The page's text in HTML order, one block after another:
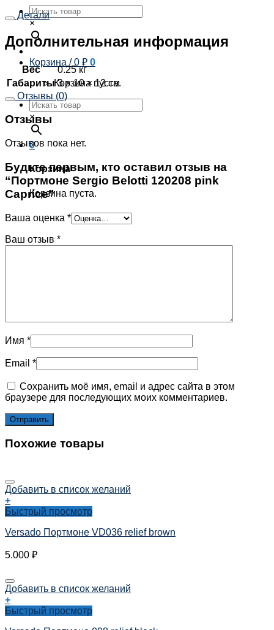
×
Корзина /0 ₽ 0
Корзина пуста.
×
0
Корзина
Корзина пуста.
Детали
Дополнительная информация
Вес
0.25 кг
Габариты 3 × 10 × 12 см
Отзывы (0)
Отзывы
Отзывов пока нет.
Будьте первым, кто оставил отзыв на
“Портмоне Sergio Belotti 120208 pink
Caprice”
Ваша оценка *
Ваш отзыв *
Имя *
Email *
Сохранить моё имя, email и адрес сайта в этом
браузере для последующих моих комментариев.
Похожие товары
Добавить в список желаний
+
Быстрый просмотр
Versado Портмоне VD036 relief brown
5.000 ₽
Добавить в список желаний
+
Быстрый просмотр